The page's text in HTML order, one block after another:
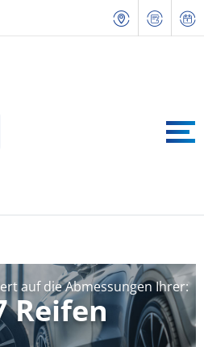
auf die Abmessungen Ihrer:
Reifen